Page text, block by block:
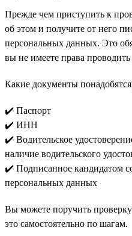
Прежде чем приступить к
об этом и получите от него
персональных данных. Это
вы не имеете права
Какие документы
✔️ Паспорт
✔️ ИНН
✔️ Водительское
наличие водительского
✔️ Подписанное кандидатом
персональных данных
Вы можете поручить проверку
это самостоятельно по шагам.